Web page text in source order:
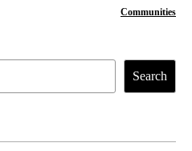
Communities
Search